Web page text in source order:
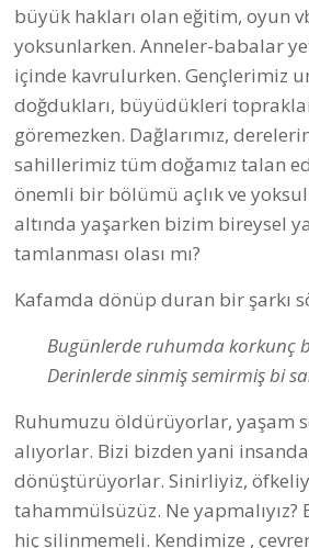
büyük hakları olan eğitim, oyun
yoksunlarken. Anneler-babalar
içinde kavrulurken. Gençlerimiz
doğdukları, büyüdükleri
göremezken. Dağlarımız,
sahillerimiz tüm doğamız talan
önemli bir bölümü açlık ve
altında yaşarken bizim bireysel
tamlanması olası mı?
Kafamda dönüp duran bir şarkı
Bugünlerde ruhumda korkunç
Derinlerde sinmiş semirmiş bi
Ruhumuzu öldürüyorlar, yaşam
alıyorlar. Bizi bizden yani
dönüştürüyorlar. Sinirliyiz,
tahammülsüzüz. Ne yapmalıyız?
hiç silinmemeli. Kendimize ,